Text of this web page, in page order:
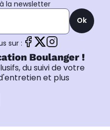
la newsletter
Ok
sur :
Boulanger !
du suivi de votre
et plus